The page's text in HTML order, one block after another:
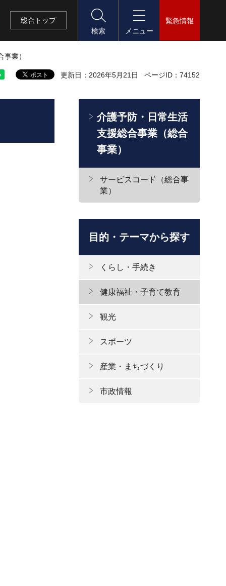
総合 トップ
検索
メニュー
緊急情報
業）
更新日：2026年5月21日 ページID：74152
介護予防・日常生活
支援総合事業（総合
事業）
サービスコード（総合事
業）
目的・テーマから探す
くらし・手続き
健康福祉・子育て教育
観光
スポーツ
産業・まちづくり
市政情報